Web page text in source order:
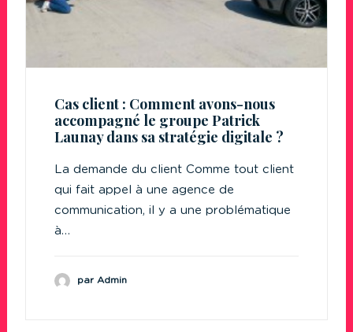
Cas client : Comment avons-nous
accompagné le groupe Patrick
Launay dans sa stratégie digitale ?
La demande du client Comme tout client
qui fait appel à une agence de
communication, il y a une problématique
à…
par Admin